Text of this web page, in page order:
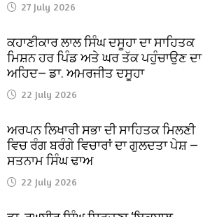
27 July 2026
ਕਹਾਣੀਕਾਰ ਲਾਲ ਸਿੰਘ ਦਸੂਹਾ ਦਾ ਸਾਹਿਤਕ
ਮਿਸ਼ਨ ਹਰ ਪਿੰਡ ਅਤੇ ਘਰ ਤੱਕ ਪਹੁੰਚਾਉਣ ਦਾ
ਅਹਿਦ— ਡਾ. ਅਮਰਜੀਤ ਦਸੂਹਾ
22 July 2026
ਅਰਪਨ ਲਿਖਾਰੀ ਸਭਾ ਦੀ ਸਾਹਿਤਕ ਮਿਲਣੀ
ਵਿਚ ਰੰਗ ਬਰੰਗੇ ਵਿਚਾਰਾਂ ਦਾ ਗੁਲਦਤਾ ਪੇਸ਼ —
ਸਤਨਾਮ ਸਿੰਘ ਢਾਅ
22 July 2026